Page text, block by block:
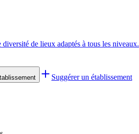
de lieux adaptés à tous les niveaux.
Suggérer un établissement